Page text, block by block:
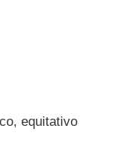
equitativo